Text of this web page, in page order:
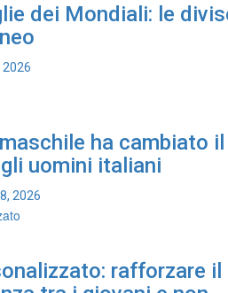
dei Mondiali: le
2026
ha cambiato il
uomini italiani
2026
rafforzare il